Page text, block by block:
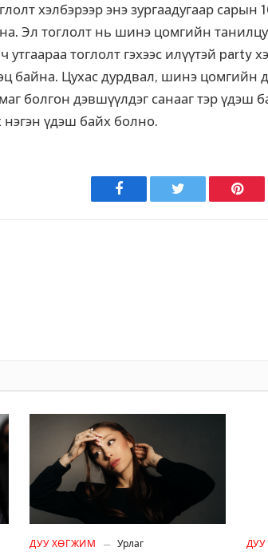
хэлбэрээр энэ зургаадугаар сарын
Эл тоглолт нь шинэ цомгийн
утгаараа тоглолт гэхээс илүүтэй party
байна. Цухас дурдвал, шинэ цомгийн
болгон дэвшүүлдэг санааг тэр үдэш
үдэш байх болно.
Facebook Twitter
ДУУ ХӨГЖИМ Урлаг